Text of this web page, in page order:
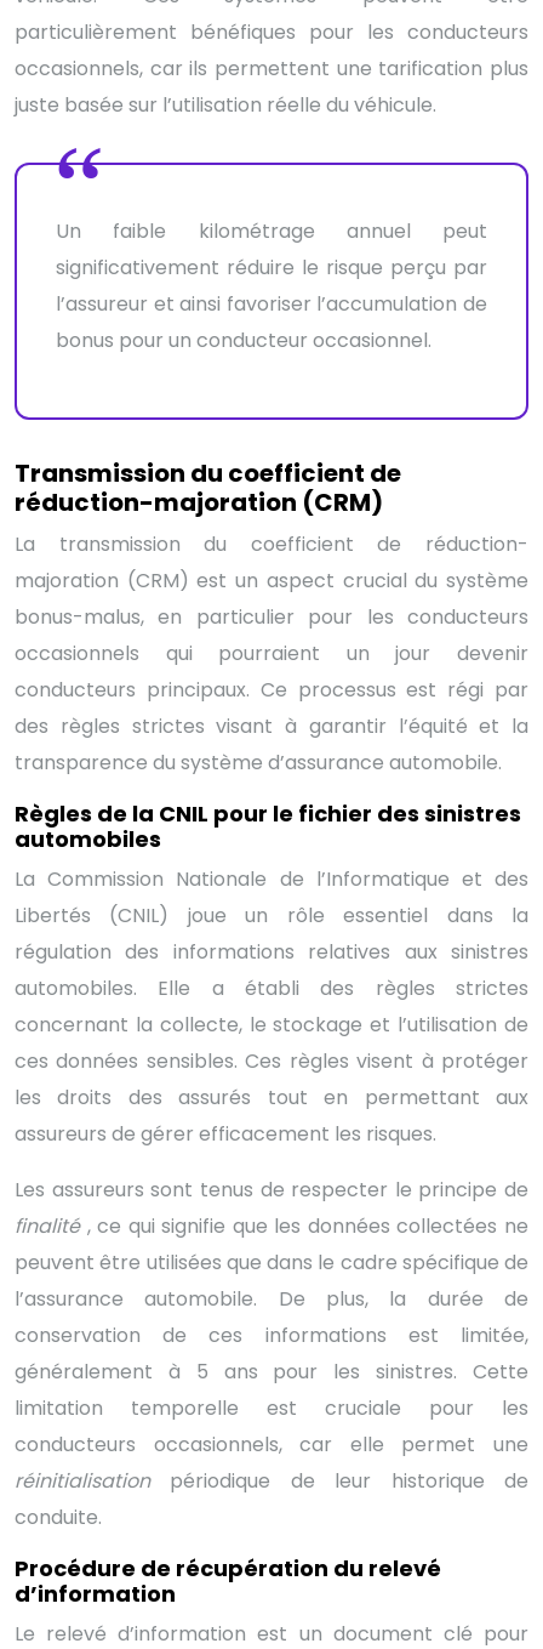
particulièrement bénéfiques pour les conducteurs
occasionnels, car ils permettent une tarification plus
juste basée sur l’utilisation réelle du véhicule.
Un faible kilométrage annuel peut
significativement réduire le risque perçu par
l’assureur et ainsi favoriser l’accumulation de
bonus pour un conducteur occasionnel.
Transmission du coefficient de
réduction-majoration (CRM)
La transmission du coefficient de réduction-
majoration (CRM) est un aspect crucial du système
bonus-malus, en particulier pour les conducteurs
occasionnels qui pourraient un jour devenir
conducteurs principaux. Ce processus est régi par
des règles strictes visant à garantir l’équité et la
transparence du système d’assurance automobile.
Règles de la CNIL pour le fichier des sinistres
automobiles
La Commission Nationale de l’Informatique et des
Libertés (CNIL) joue un rôle essentiel dans la
régulation des informations relatives aux sinistres
automobiles. Elle a établi des règles strictes
concernant la collecte, le stockage et l’utilisation de
ces données sensibles. Ces règles visent à protéger
les droits des assurés tout en permettant aux
assureurs de gérer efficacement les risques.
Les assureurs sont tenus de respecter le principe de
finalité , ce qui signifie que les données collectées ne
peuvent être utilisées que dans le cadre spécifique de
l’assurance automobile. De plus, la durée de
conservation de ces informations est limitée,
généralement à 5 ans pour les sinistres. Cette
limitation temporelle est cruciale pour les
conducteurs occasionnels, car elle permet une
réinitialisation périodique de leur historique de
conduite.
Procédure de récupération du relevé
d’information
Le relevé d’information est un document clé pour